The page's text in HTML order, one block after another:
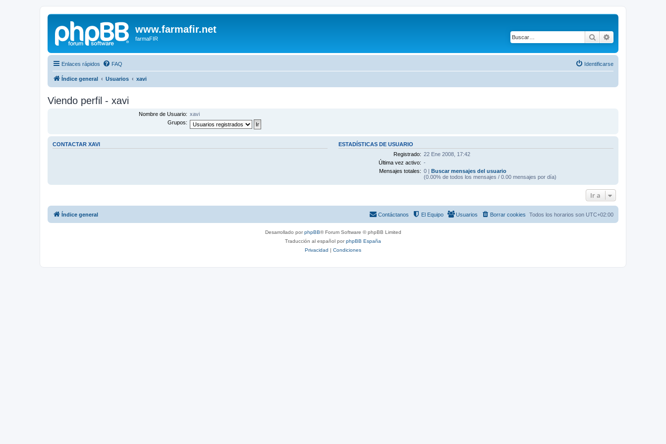
www.farmafir.net
farmaFIR Buscar
Enlaces rápidos FAQ Identificarse
Índice general Usuarios xavi
Viendo perfil - xavi
Nombre de Usuario: xavi
Grupos:
CONTACTAR XAVI
ESTADÍSTICAS DE USUARIO
Registrado: 22 Ene 2008, 17:42
Última vez activo: -
Mensajes totales: 0 | Buscar mensajes del usuario
(0.00% de todos los mensajes / 0.00 mensajes por día)
Ir a
Índice general Todos los horarios son UTC+02:00
Borrar cookies
Usuarios
El Equipo
Contáctanos
Desarrollado porphpBB® Forum Software © phpBB Limited
Traducción al español porphpBB España
Privacidad | Condiciones